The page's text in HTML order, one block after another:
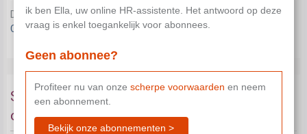
Dit document is niet beschikbaar in je huidige abonnement.
Contacteer onsom je verder te helpen.
Samenloop van feestdagen en tijdelijke
overmacht
ik ben Ella, uw online HR-assistente. Het antwoord op deze
vraag is enkel toegankelijk voor abonnees.
Geen abonnee?
Profiteer nu van onze scherpe voorwaarden en neem
een abonnement.
Bekijk onze abonnementen >